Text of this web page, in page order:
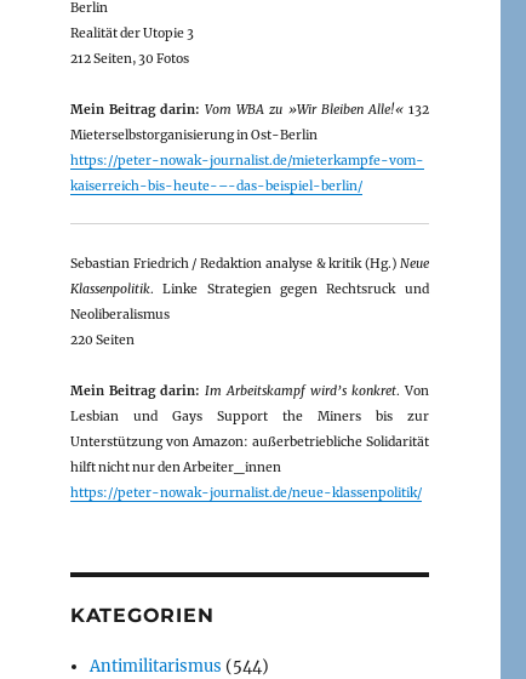
Berlin
Realität der Utopie 3
212 Seiten, 30 Fotos
Mein Beitrag darin: Vom WBA zu »Wir Bleiben Alle!«132
Mieterselbstorganisierung in Ost-Berlin
https://peter-nowak-journalist.de/mieterkampfe-vom-
kaiserreich-bis-heute-–-das-beispiel-berlin/
Sebastian Friedrich / Redaktion analyse & kritik (Hg.) Neue
Klassenpolitik. Linke Strategien gegen Rechtsruck und
Neoliberalismus
220 Seiten
Mein Beitrag darin: Im Arbeitskampf wird’s konkret. Von
Lesbian und Gays Support the Miners bis zur
Unterstützung von Amazon: außerbetriebliche Solidarität
hilft nicht nur den Arbeiter_innen
https://peter-nowak-journalist.de/neue-klassenpolitik/
KATEGORIEN
Antimilitarismus (544)